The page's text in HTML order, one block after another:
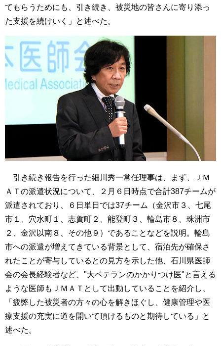
てもらうためにも、引き続き、被災地の皆さんに寄り添っ
た支援を続けいく」と述べた。
引き続き報告を行った細川秀一常任理事は、まず、ＪＭ
ＡＴの派遣状況について、２月６日時点で合計387チームが
派遣されており、６日単日では37チーム（金沢市３、七尾
市１、穴水町１、志賀町２、能登町３、輪島市８、珠洲市
２、金沢以南８、その他９）であることなどを説明。輪島
市への派遣が増えてきている背景として、宿泊先が確保さ
れたことが寄与しているとの見方を示した他、石川県医師
会の会長経験者など、"大ベテランのかかりつけ医"と言える
ような医師もＪＭＡＴとして出動していることを紹介し、
「疲弊した被災者の方々の心を解きほぐし、健康管理や医
療支援の充実に道を開いて頂けるものと期待している」と
述べた。